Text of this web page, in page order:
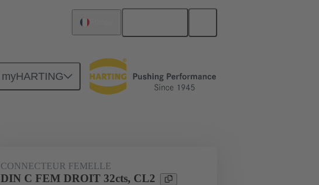
myHARTING
Produits Raccordement carte mère à carte fille
CONNECTEUR FEMELLE
DIN C FEM DROIT 32cts, CL2